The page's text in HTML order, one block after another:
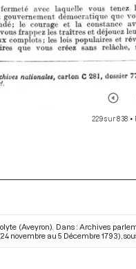
229 sur 838 •
(Aveyron). Dans : Archives
novembre au 5 Décembre 1793) ,